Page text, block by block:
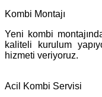
Kombi Montajı
Yeni kombi
kaliteli kurulum
hizmeti veriyoruz.
Acil Kombi Servisi